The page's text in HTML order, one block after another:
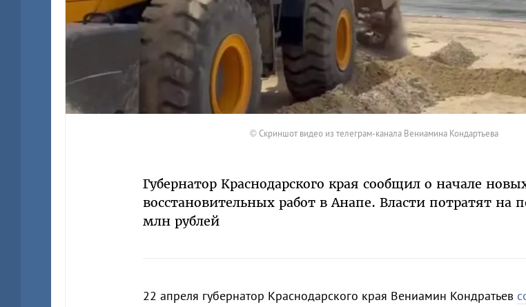
© Скриншот видео из телеграм-канала Вениамина Кондартьева
Губернатор Краснодарского края сообщил о начале
восстановительных работ в Анапе. Власти потратят на
млн рублей
22 апреля губернатор Краснодарского края Вениамин Кондратьев